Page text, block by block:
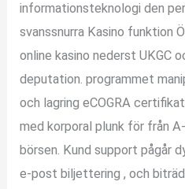
informationsteknologi den
svanssnurra Kasino funktion
online kasino nederst UKGC
deputation. programmet
och lagring eCOGRA
med korporal plunk för från
börsen. Kund support pågår
e-post biljettering , och